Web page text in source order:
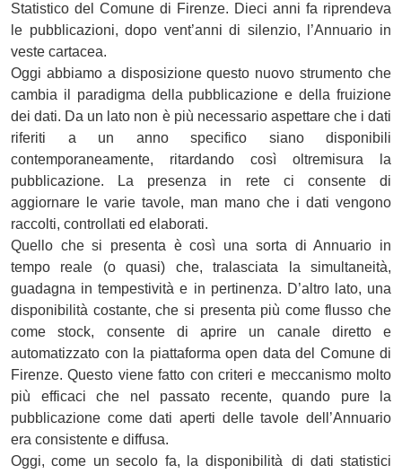
Statistico del Comune di Firenze. Dieci anni fa riprendeva
le pubblicazioni, dopo vent’anni di silenzio, l’Annuario in
veste cartacea.
Oggi abbiamo a disposizione questo nuovo strumento che
cambia il paradigma della pubblicazione e della fruizione
dei dati. Da un lato non è più necessario aspettare che i dati
riferiti a un anno specifico siano disponibili
contemporaneamente, ritardando così oltremisura la
pubblicazione. La presenza in rete ci consente di
aggiornare le varie tavole, man mano che i dati vengono
raccolti, controllati ed elaborati.
Quello che si presenta è così una sorta di Annuario in
tempo reale (o quasi) che, tralasciata la simultaneità,
guadagna in tempestività e in pertinenza. D’altro lato, una
disponibilità costante, che si presenta più come flusso che
come stock, consente di aprire un canale diretto e
automatizzato con la piattaforma open data del Comune di
Firenze. Questo viene fatto con criteri e meccanismo molto
più efficaci che nel passato recente, quando pure la
pubblicazione come dati aperti delle tavole dell’Annuario
era consistente e diffusa.
Oggi, come un secolo fa, la disponibilità di dati statistici